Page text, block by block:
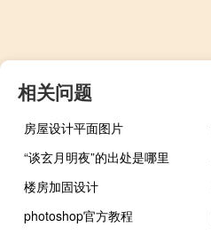
相关问题
房屋设计平面图片
“谈玄月明夜”的出处是哪里
楼房加固设计
photoshop官方教程